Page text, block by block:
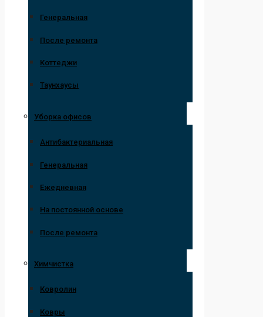
Генеральная
После ремонта
Коттеджи
Таунхаусы
Уборка офисов
Антибактериальная
Генеральная
Ежедневная
На постоянной основе
После ремонта
Химчистка
Ковролин
Ковры